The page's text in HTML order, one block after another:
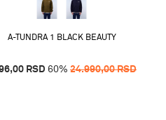
A-TUNDRA 1 BLACK BEAUTY
RSD 60% 24.990,00RSD